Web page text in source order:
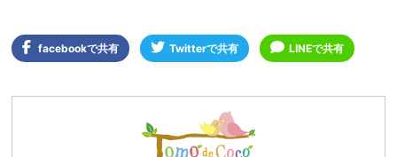
facebookで共有 Twitterで共有 LINEで共有